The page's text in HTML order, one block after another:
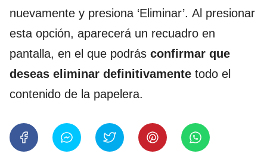
nuevamente y presiona ‘Eliminar’. Al presionar
esta opción, aparecerá un recuadro en
pantalla, en el que podrás confirmar que
deseas eliminar definitivamente todo el
contenido de la papelera.